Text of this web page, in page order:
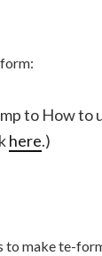
to How to
here.)
to make te-